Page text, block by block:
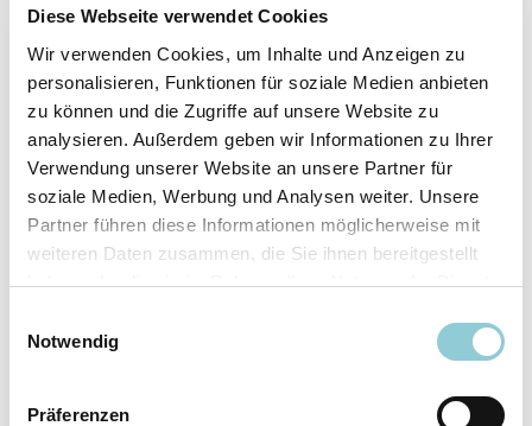
Diese Webseite verwendet Cookies
Wir verwenden Cookies, um Inhalte und Anzeigen zu
personalisieren, Funktionen für soziale Medien anbieten
zu können und die Zugriffe auf unsere Website zu
analysieren. Außerdem geben wir Informationen zu Ihrer
Verwendung unserer Website an unsere Partner für
soziale Medien, Werbung und Analysen weiter. Unsere
Partner führen diese Informationen möglicherweise mit
weiteren Daten zusammen, die Sie ihnen bereitgestellt
haben oder die sie im Rahmen Ihrer Nutzung der Dienste
Notwendig
Präferenzen
Angebotsnummer
ABO49.512
Ausstattungslinie
AMG Line
Verfügbar ab
10/2026
Fahrzeugkategorie
SUV/​Geländewagen/​
Pickup
Fahrzeugkategorie
Sportwagen/​Coupé
Leistung
180 kW (245 PS)
Ausstattung